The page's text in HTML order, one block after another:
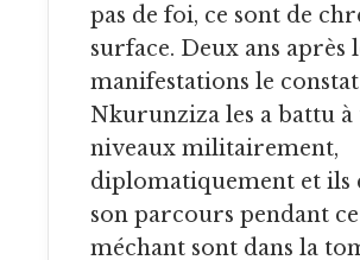
pas de foi, ce sont de
surface. Deux ans après
manifestations le
Nkurunziza les a battu à
niveaux militairement,
diplomatiquement et ils
son parcours pendant
méchant sont dans la